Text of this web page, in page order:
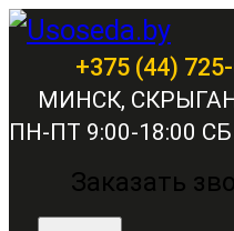
+375 (44)
МИНСК,
ПН-ПТ 9:00-18:00 СБ
Заказать